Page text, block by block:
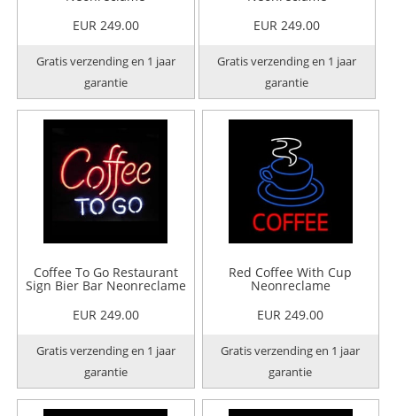
EUR 249.00
Gratis verzending en 1 jaar
garantie
EUR 249.00
Gratis verzending en 1 jaar
garantie
Coffee To Go Restaurant
Sign Bier Bar Neonreclame
EUR 249.00
Gratis verzending en 1 jaar
garantie
Red Coffee With Cup
Neonreclame
EUR 249.00
Gratis verzending en 1 jaar
garantie